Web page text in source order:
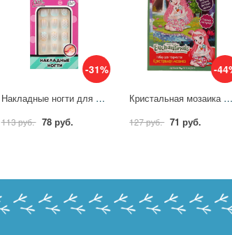
-31%
Накладные ногти для девочек "Лол" Милая леди 130810-LOL-ML
113 руб. 78 руб.
-
Кристальная мозаика Энчантималс, 17х23 см. MultiArt 100CRYS-EN4
127 руб. 71 руб.